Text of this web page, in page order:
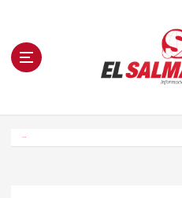
n El